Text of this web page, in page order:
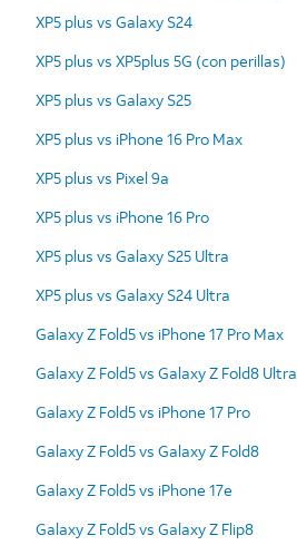
XP5 plus vs Galaxy S24
XP5 plus vs XP5plus 5G (con perillas)
XP5 plus vs Galaxy S25
XP5 plus vs iPhone 16 Pro Max
XP5 plus vs Pixel 9a
XP5 plus vs iPhone 16 Pro
XP5 plus vs Galaxy S25 Ultra
XP5 plus vs Galaxy S24 Ultra
Galaxy Z Fold5 vs iPhone 17 Pro Max
Galaxy Z Fold5 vs Galaxy Z Fold8 Ultra
Galaxy Z Fold5 vs iPhone 17 Pro
Galaxy Z Fold5 vs Galaxy Z Fold8
Galaxy Z Fold5 vs iPhone 17e
Galaxy Z Fold5 vs Galaxy Z Flip8